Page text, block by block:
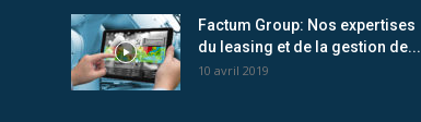
Factum Group: Nos expertises
du leasing et de la gestion de...
10 avril 2019